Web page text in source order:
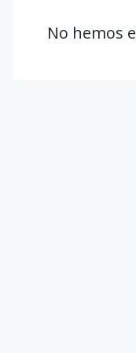
No hemos